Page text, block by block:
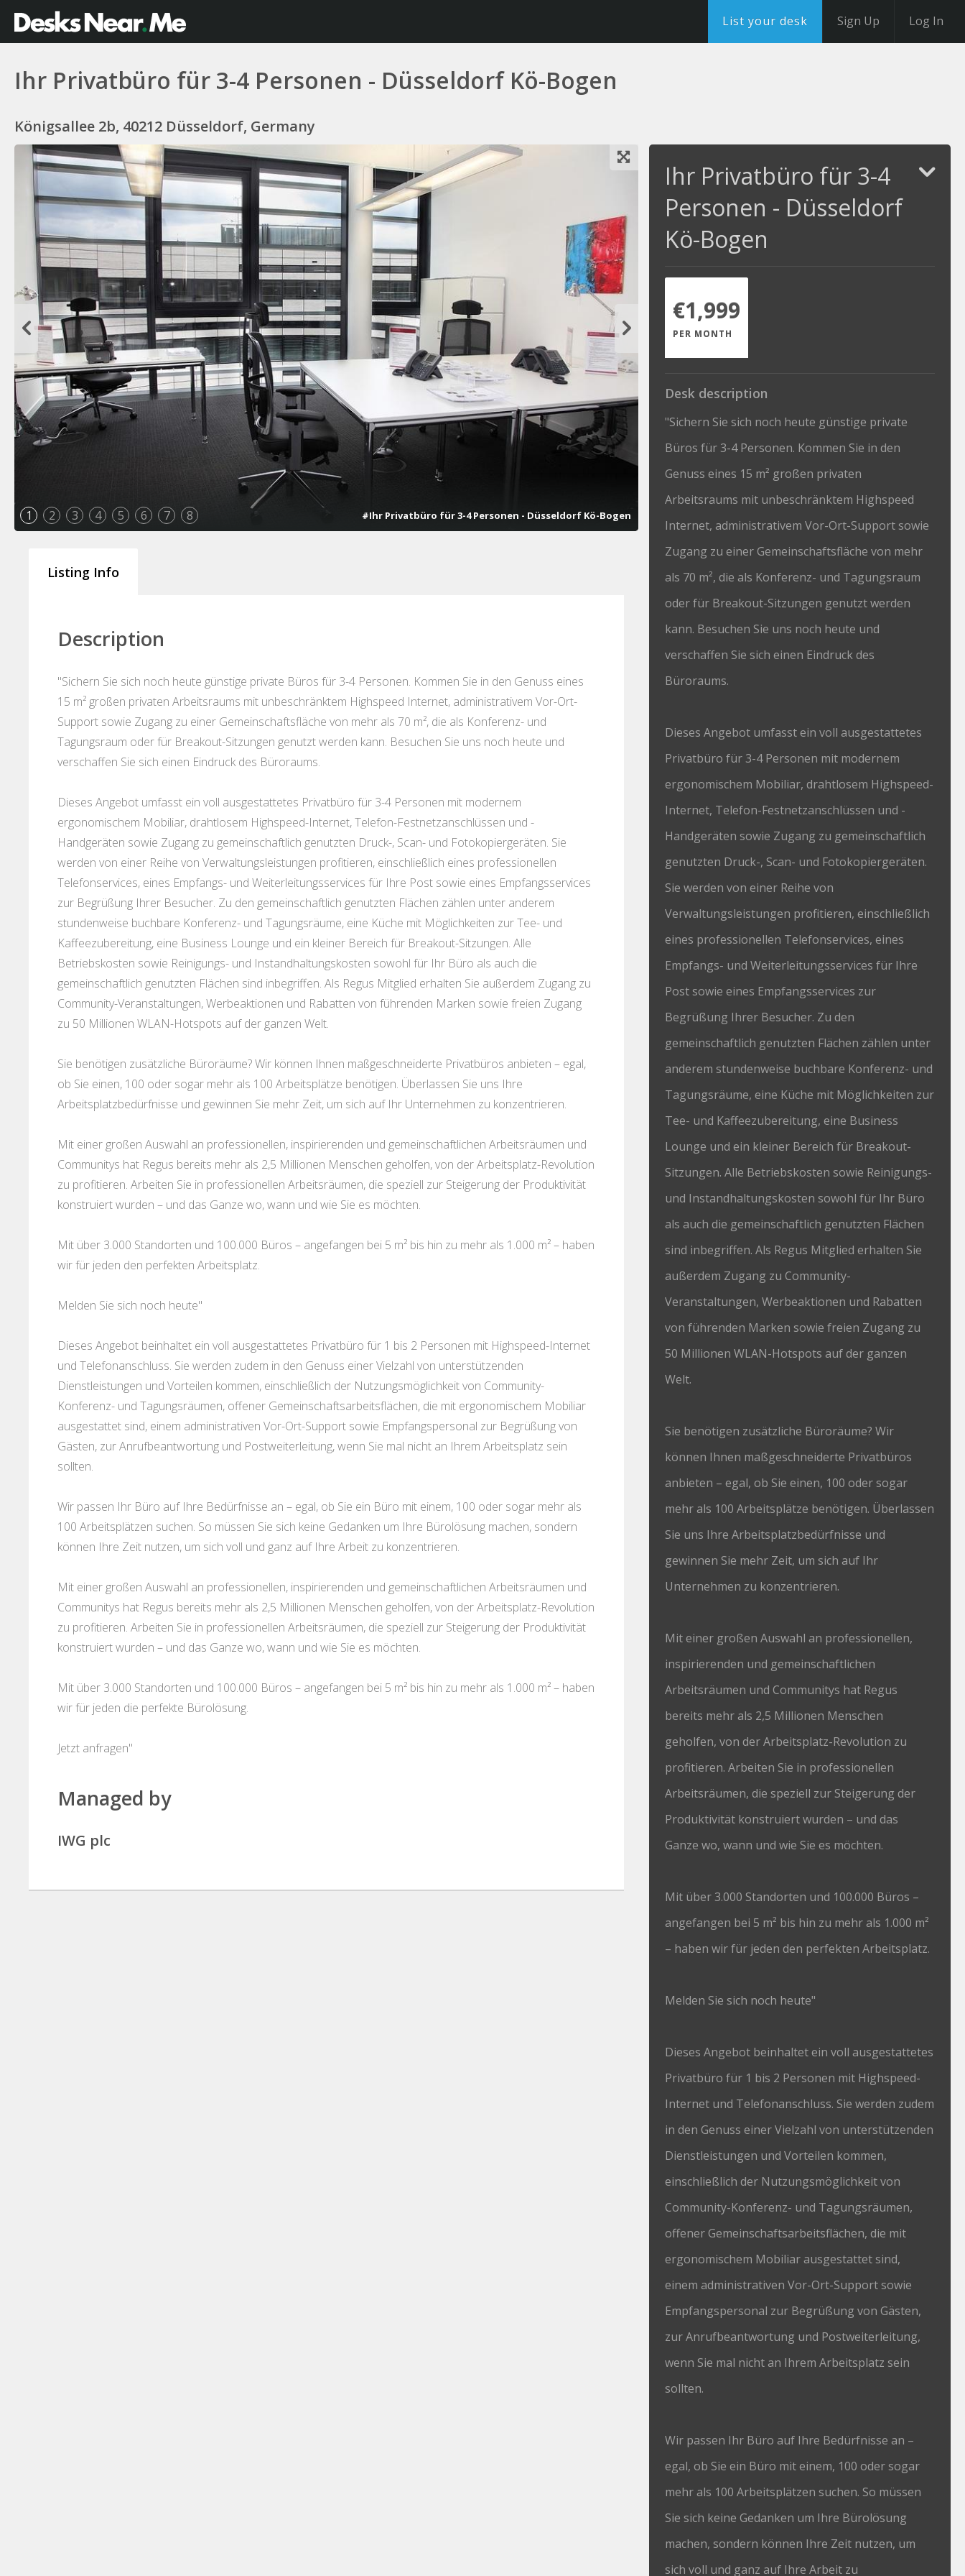
List your desk Sign Up Log In
Ihr Privatbüro für 3-4 Personen - Düsseldorf Kö-Bogen
Königsallee 2b, 40212 Düsseldorf, Germany
1 2 3 4 5 6 7 8 #Ihr Privatbüro für 3-4 Personen - Düsseldorf Kö-Bogen
Listing Info
Description
"Sichern Sie sich noch heute günstige private Büros für 3-4 Personen. Kommen Sie in den Genuss eines
15 m² großen privaten Arbeitsraums mit unbeschränktem Highspeed Internet, administrativem Vor-Ort-
Support sowie Zugang zu einer Gemeinschaftsfläche von mehr als 70 m², die als Konferenz- und
Tagungsraum oder für Breakout-Sitzungen genutzt werden kann. Besuchen Sie uns noch heute und
verschaffen Sie sich einen Eindruck des Büroraums.
Dieses Angebot umfasst ein voll ausgestattetes Privatbüro für 3-4 Personen mit modernem
ergonomischem Mobiliar, drahtlosem Highspeed-Internet, Telefon-Festnetzanschlüssen und -
Handgeräten sowie Zugang zu gemeinschaftlich genutzten Druck-, Scan- und Fotokopiergeräten. Sie
werden von einer Reihe von Verwaltungsleistungen profitieren, einschließlich eines professionellen
Telefonservices, eines Empfangs- und Weiterleitungsservices für Ihre Post sowie eines Empfangsservices
zur Begrüßung Ihrer Besucher. Zu den gemeinschaftlich genutzten Flächen zählen unter anderem
stundenweise buchbare Konferenz- und Tagungsräume, eine Küche mit Möglichkeiten zur Tee- und
Kaffeezubereitung, eine Business Lounge und ein kleiner Bereich für Breakout-Sitzungen. Alle
Betriebskosten sowie Reinigungs- und Instandhaltungskosten sowohl für Ihr Büro als auch die
gemeinschaftlich genutzten Flächen sind inbegriffen. Als Regus Mitglied erhalten Sie außerdem Zugang zu
Community-Veranstaltungen, Werbeaktionen und Rabatten von führenden Marken sowie freien Zugang
zu 50 Millionen WLAN-Hotspots auf der ganzen Welt.
Sie benötigen zusätzliche Büroräume? Wir können Ihnen maßgeschneiderte Privatbüros anbieten – egal,
ob Sie einen, 100 oder sogar mehr als 100 Arbeitsplätze benötigen. Überlassen Sie uns Ihre
Arbeitsplatzbedürfnisse und gewinnen Sie mehr Zeit, um sich auf Ihr Unternehmen zu konzentrieren.
Mit einer großen Auswahl an professionellen, inspirierenden und gemeinschaftlichen Arbeitsräumen und
Communitys hat Regus bereits mehr als 2,5 Millionen Menschen geholfen, von der Arbeitsplatz-Revolution
zu profitieren. Arbeiten Sie in professionellen Arbeitsräumen, die speziell zur Steigerung der Produktivität
konstruiert wurden – und das Ganze wo, wann und wie Sie es möchten.
Mit über 3.000 Standorten und 100.000 Büros – angefangen bei 5 m² bis hin zu mehr als 1.000 m² – haben
wir für jeden den perfekten Arbeitsplatz.
Melden Sie sich noch heute"
Dieses Angebot beinhaltet ein voll ausgestattetes Privatbüro für 1 bis 2 Personen mit Highspeed-Internet
und Telefonanschluss. Sie werden zudem in den Genuss einer Vielzahl von unterstützenden
Dienstleistungen und Vorteilen kommen, einschließlich der Nutzungsmöglichkeit von Community-
Konferenz- und Tagungsräumen, offener Gemeinschaftsarbeitsflächen, die mit ergonomischem Mobiliar
ausgestattet sind, einem administrativen Vor-Ort-Support sowie Empfangspersonal zur Begrüßung von
Gästen, zur Anrufbeantwortung und Postweiterleitung, wenn Sie mal nicht an Ihrem Arbeitsplatz sein
sollten.
Wir passen Ihr Büro auf Ihre Bedürfnisse an – egal, ob Sie ein Büro mit einem, 100 oder sogar mehr als
100 Arbeitsplätzen suchen. So müssen Sie sich keine Gedanken um Ihre Bürolösung machen, sondern
können Ihre Zeit nutzen, um sich voll und ganz auf Ihre Arbeit zu konzentrieren.
Mit einer großen Auswahl an professionellen, inspirierenden und gemeinschaftlichen Arbeitsräumen und
Communitys hat Regus bereits mehr als 2,5 Millionen Menschen geholfen, von der Arbeitsplatz-Revolution
zu profitieren. Arbeiten Sie in professionellen Arbeitsräumen, die speziell zur Steigerung der Produktivität
konstruiert wurden – und das Ganze wo, wann und wie Sie es möchten.
Mit über 3.000 Standorten und 100.000 Büros – angefangen bei 5 m² bis hin zu mehr als 1.000 m² – haben
wir für jeden die perfekte Bürolösung.
Jetzt anfragen"
Managed by
IWG plc
Ihr Privatbüro für 3-4
Personen - Düsseldorf
Kö-Bogen
€1,999
PER MONTH
Desk description
"Sichern Sie sich noch heute günstige private
Büros für 3-4 Personen. Kommen Sie in den
Genuss eines 15 m² großen privaten
Arbeitsraums mit unbeschränktem Highspeed
Internet, administrativem Vor-Ort-Support sowie
Zugang zu einer Gemeinschaftsfläche von mehr
als 70 m², die als Konferenz- und Tagungsraum
oder für Breakout-Sitzungen genutzt werden
kann. Besuchen Sie uns noch heute und
verschaffen Sie sich einen Eindruck des
Büroraums.
Dieses Angebot umfasst ein voll ausgestattetes
Privatbüro für 3-4 Personen mit modernem
ergonomischem Mobiliar, drahtlosem Highspeed-
Internet, Telefon-Festnetzanschlüssen und -
Handgeräten sowie Zugang zu gemeinschaftlich
genutzten Druck-, Scan- und Fotokopiergeräten.
Sie werden von einer Reihe von
Verwaltungsleistungen profitieren, einschließlich
eines professionellen Telefonservices, eines
Empfangs- und Weiterleitungsservices für Ihre
Post sowie eines Empfangsservices zur
Begrüßung Ihrer Besucher. Zu den
gemeinschaftlich genutzten Flächen zählen unter
anderem stundenweise buchbare Konferenz- und
Tagungsräume, eine Küche mit Möglichkeiten zur
Tee- und Kaffeezubereitung, eine Business
Lounge und ein kleiner Bereich für Breakout-
Sitzungen. Alle Betriebskosten sowie Reinigungs-
und Instandhaltungskosten sowohl für Ihr Büro
als auch die gemeinschaftlich genutzten Flächen
sind inbegriffen. Als Regus Mitglied erhalten Sie
außerdem Zugang zu Community-
Veranstaltungen, Werbeaktionen und Rabatten
von führenden Marken sowie freien Zugang zu
50 Millionen WLAN-Hotspots auf der ganzen
Welt.
Sie benötigen zusätzliche Büroräume? Wir
können Ihnen maßgeschneiderte Privatbüros
anbieten – egal, ob Sie einen, 100 oder sogar
mehr als 100 Arbeitsplätze benötigen. Überlassen
Sie uns Ihre Arbeitsplatzbedürfnisse und
gewinnen Sie mehr Zeit, um sich auf Ihr
Unternehmen zu konzentrieren.
Mit einer großen Auswahl an professionellen,
inspirierenden und gemeinschaftlichen
Arbeitsräumen und Communitys hat Regus
bereits mehr als 2,5 Millionen Menschen
geholfen, von der Arbeitsplatz-Revolution zu
profitieren. Arbeiten Sie in professionellen
Arbeitsräumen, die speziell zur Steigerung der
Produktivität konstruiert wurden – und das
Ganze wo, wann und wie Sie es möchten.
Mit über 3.000 Standorten und 100.000 Büros –
angefangen bei 5 m² bis hin zu mehr als 1.000 m²
– haben wir für jeden den perfekten Arbeitsplatz.
Melden Sie sich noch heute"
Dieses Angebot beinhaltet ein voll ausgestattetes
Privatbüro für 1 bis 2 Personen mit Highspeed-
Internet und Telefonanschluss. Sie werden zudem
in den Genuss einer Vielzahl von unterstützenden
Dienstleistungen und Vorteilen kommen,
einschließlich der Nutzungsmöglichkeit von
Community-Konferenz- und Tagungsräumen,
offener Gemeinschaftsarbeitsflächen, die mit
ergonomischem Mobiliar ausgestattet sind,
einem administrativen Vor-Ort-Support sowie
Empfangspersonal zur Begrüßung von Gästen,
zur Anrufbeantwortung und Postweiterleitung,
wenn Sie mal nicht an Ihrem Arbeitsplatz sein
sollten.
Wir passen Ihr Büro auf Ihre Bedürfnisse an –
egal, ob Sie ein Büro mit einem, 100 oder sogar
mehr als 100 Arbeitsplätzen suchen. So müssen
Sie sich keine Gedanken um Ihre Bürolösung
machen, sondern können Ihre Zeit nutzen, um
sich voll und ganz auf Ihre Arbeit zu